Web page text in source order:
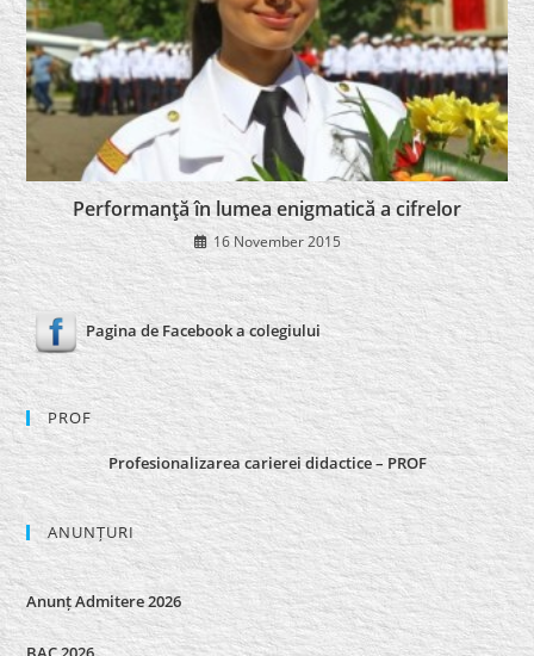
Performanţă în lumea enigmatică a cifrelor
16 November 2015
Pagina de Facebook a colegiului
PROF
Profesionalizarea carierei didactice – PROF
ANUNȚURI
Anunț Admitere 2026